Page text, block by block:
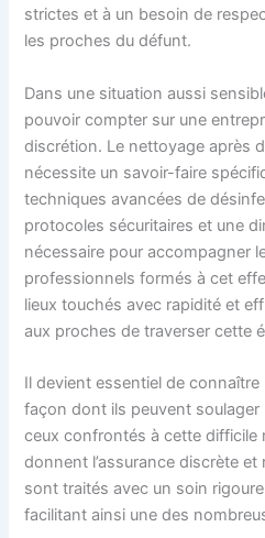
strictes et à un besoin de
les proches du défunt.
Dans une situation aussi
pouvoir compter sur une
discrétion. Le nettoyage après
nécessite un savoir-faire
techniques avancées de
protocoles sécuritaires et une
nécessaire pour accompagner
professionnels formés à cet
lieux touchés avec rapidité et
aux proches de traverser cette
Il devient essentiel de
façon dont ils peuvent soulager
ceux confrontés à cette difficile
donnent l’assurance discrète
sont traités avec un soin
facilitant ainsi une des